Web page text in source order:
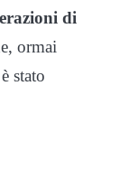
di
ormai
stato